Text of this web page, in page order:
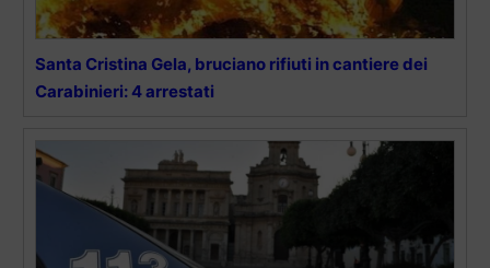
Santa Cristina Gela, bruciano rifiuti in cantiere dei
Carabinieri: 4 arrestati